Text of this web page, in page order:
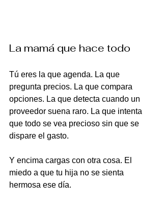
La mamá que hace todo
Tú eres la que agenda. La que
pregunta precios. La que compara
opciones. La que detecta cuando un
proveedor suena raro. La que intenta
que todo se vea precioso sin que se
dispare el gasto.
Y encima cargas con otra cosa. El
miedo a que tu hija no se sienta
hermosa ese día.